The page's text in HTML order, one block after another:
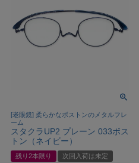
[老眼鏡] 柔らかなボストンのメタルフレ
ーム
スタクラUP2 プレーン 033ボス
トン（ネイビー）
残り2本限り 次回入荷は未定